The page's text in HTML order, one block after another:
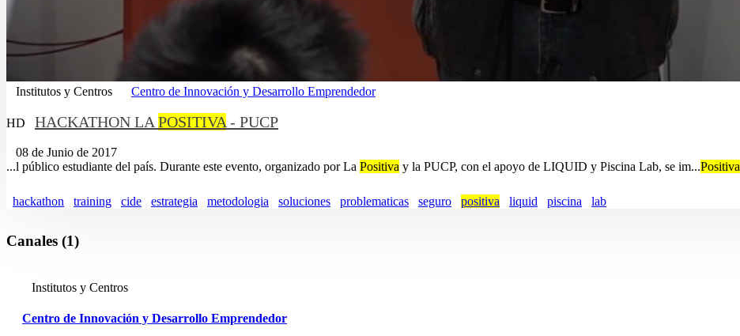
Institutos y Centros Centro de Innovación y Desarrollo Emprendedor
HD HACKATHON LA POSITIVA - PUCP
08 de Junio de 2017
...l público estudiante del país. Durante este evento, organizado por La Positiva y la PUCP, con el apoyo de LIQUID y Piscina Lab, se im...Positiva
hackathon training cide estrategia metodologia soluciones problematicas seguro positiva liquid piscina lab
Canales (1)
Institutos y Centros
Centro de Innovación y Desarrollo Emprendedor